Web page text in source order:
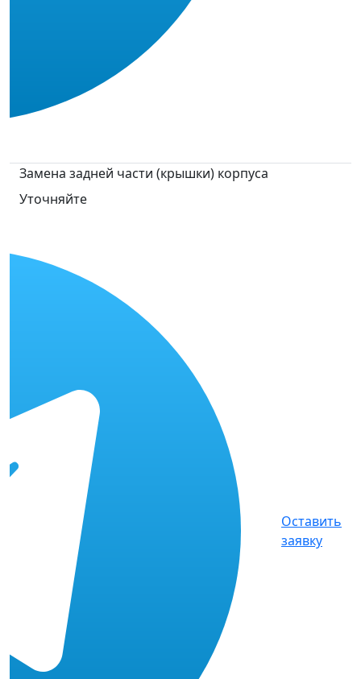
Замена задней части (крышки) корпуса
Уточняйте
Оставить
заявку